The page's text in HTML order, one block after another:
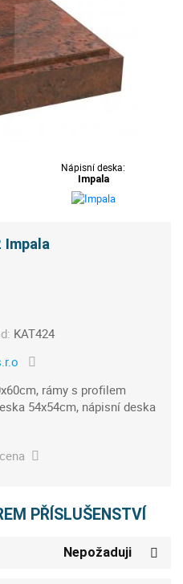
Nápisní deska:
Impala
KAT424
rámy s profilem
54x54cm, nápisní deska
PŘÍSLUŠENSTVÍ
Nepožaduji